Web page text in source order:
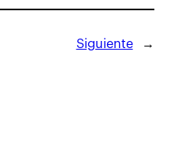
Siguiente →